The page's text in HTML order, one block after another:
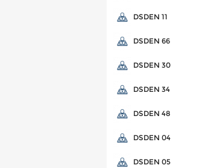
DSDEN 11
DSDEN 66
DSDEN 30
DSDEN 34
DSDEN 48
DSDEN 04
DSDEN 05